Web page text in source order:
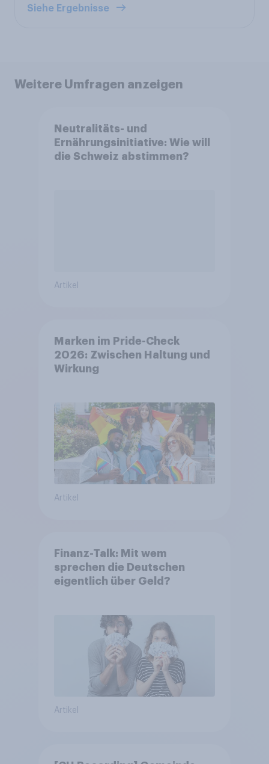
Siehe Ergebnisse
Weitere Umfragen anzeigen
Neutralitäts- und
Ernährungsinitiative: Wie will
die Schweiz abstimmen?
Artikel
Marken im Pride-Check
2026: Zwischen Haltung und
Wirkung
Artikel
Finanz-Talk: Mit wem
sprechen die Deutschen
eigentlich über Geld?
Artikel